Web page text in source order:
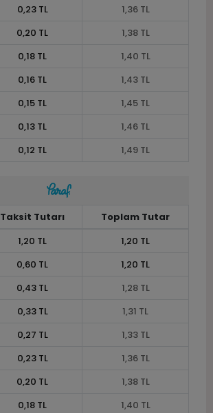
0,23 TL
1,36 TL
0,20 TL
1,38 TL
0,18 TL
1,40 TL
0,16 TL
1,43 TL
0,15 TL
1,45 TL
0,13 TL
1,46 TL
0,12 TL 1,49 TL
Taksit Tutarı
Toplam Tutar
1,20 TL
1,20 TL
0,60 TL
1,20 TL
0,43 TL
1,28 TL
0,33 TL
1,31 TL
0,27 TL
1,33 TL
0,23 TL
1,36 TL
0,20 TL
1,38 TL
0,18 TL
1,40 TL